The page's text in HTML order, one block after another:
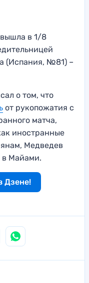
в 1/8
(Испания, №81) –
о том, что
от рукопожатия с
матча,
иностранные
Медведев
в Майами.
Дзене!